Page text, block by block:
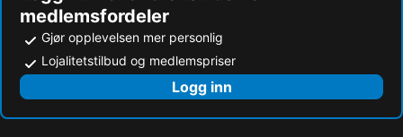
Sandvika Storsenter
Hovden Alpinsenter
Vikersund Hoppsenter
Trollstigen
National Theatre
Golsfjellet
Gol skisenter
Gol stasjon
Beitostølen Skisenter
medlemsfordeler
Gjør opplevelsen mer personlig
Lojalitetstilbud og medlemspriser
Logg inn